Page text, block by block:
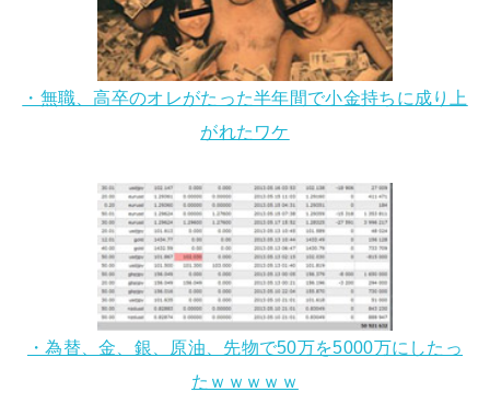
・無職、高卒のオレがたった半年間で小金持ちに成り上
がれたワケ
・為替、金、銀、原油、先物で50万を5000万にしたっ
たｗｗｗｗｗ